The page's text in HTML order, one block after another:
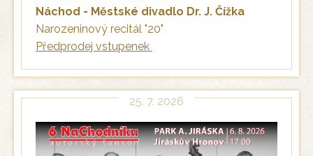
Náchod - Městské divadlo Dr. J. Čížka
Narozeninový recitál "20"
Předprodej vstupenek
25. 7. 2026